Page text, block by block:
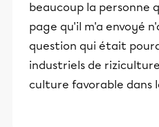
beaucoup la personne
page qu'il m'a envoyé
question qui était
industriels de
culture favorable dans